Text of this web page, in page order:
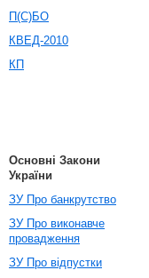
П(С)БО
КВЕД-2010
КП
Основні Закони
України
ЗУ Про банкрутство
ЗУ Про виконавче
провадження
ЗУ Про відпустки